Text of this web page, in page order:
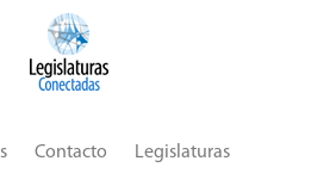
Contacto Legislaturas